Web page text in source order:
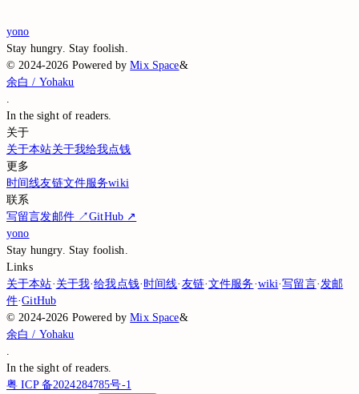
yono
Stay hungry. Stay foolish.
©2024-2026 Powered by Mix Space&
余白 / Yohaku
.
In the sight ofreaders.
关于
关于本站关于我给我点钱
更多
时间线友链文件服务wiki
联系
写留言发邮件↗GitHub↗
yono
Stay hungry. Stay foolish.
Links
关于本站· 关于我·给我点钱· 时间线· 友链·文件服务 ·wiki·写留言·发邮
件·GitHub
©2024-2026 Powered by Mix Space&
余白 / Yohaku
.
In the sight ofreaders.
粤 ICP 备2024284785号-1